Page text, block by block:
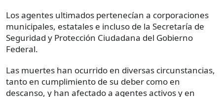
Los agentes ultimados pertenecían a corporaciones
municipales, estatales e incluso de la Secretaría de
Seguridad y Protección Ciudadana del Gobierno
Federal.
Las muertes han ocurrido en diversas circunstancias,
tanto en cumplimiento de su deber como en
descanso, y han afectado a agentes activos y en